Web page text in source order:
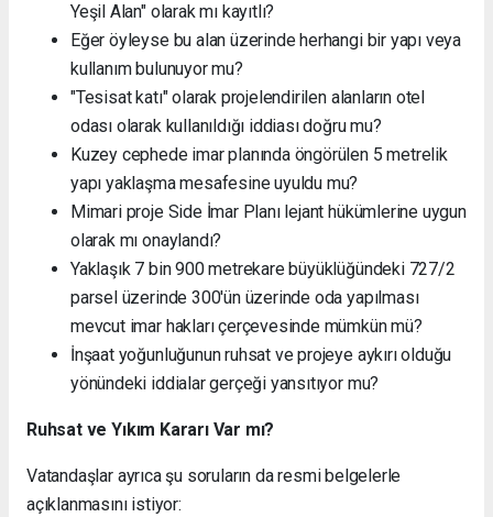
Yeşil Alan" olarak mı kayıtlı?
Eğer öyleyse bu alan üzerinde herhangi bir yapı veya
kullanım bulunuyor mu?
"Tesisat katı" olarak projelendirilen alanların otel
odası olarak kullanıldığı iddiası doğru mu?
Kuzey cephede imar planında öngörülen 5 metrelik
yapı yaklaşma mesafesine uyuldu mu?
Mimari proje Side İmar Planı lejant hükümlerine uygun
olarak mı onaylandı?
Yaklaşık 7 bin 900 metrekare büyüklüğündeki 727/2
parsel üzerinde 300'ün üzerinde oda yapılması
mevcut imar hakları çerçevesinde mümkün mü?
İnşaat yoğunluğunun ruhsat ve projeye aykırı olduğu
yönündeki iddialar gerçeği yansıtıyor mu?
Ruhsat ve Yıkım Kararı Var mı?
Vatandaşlar ayrıca şu soruların da resmi belgelerle
açıklanmasını istiyor: